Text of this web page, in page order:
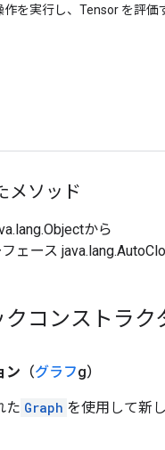
作を実行し、Tensor を評
メソッド
から
ェース
コンストラク
ン （グラフg）
た Graph を使用して新